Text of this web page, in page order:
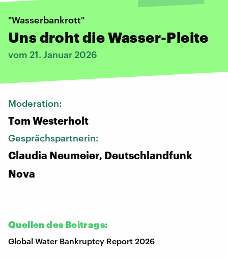
"Wasserbankrott"
Uns droht die Wasser-Pleite
vom 21. Januar 2026
Moderation:
Tom Westerholt
Gesprächspartnerin:
Claudia Neumeier, Deutschlandfunk
Nova
Quellen des Beitrags:
Global Water Bankruptcy Report 2026